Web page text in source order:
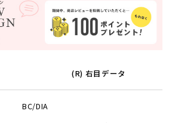
(R) 右目データ
BC/DIA